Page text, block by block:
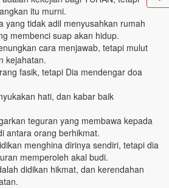
itu murni.
yang tidak adil menyusahkan rumah
membenci suap akan hidup.
cara menjawab, tetapi mulut
kejahatan.
fasik, tetapi Dia mendengar doa
hati, dan kabar baik
teguran yang membawa kepada
antara orang berhikmat.
menghina dirinya sendiri, tetapi dia
memperoleh akal budi.
didikan hikmat, dan kerendahan